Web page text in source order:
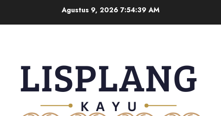
Agustus 9, 2026 7:54:40 AM